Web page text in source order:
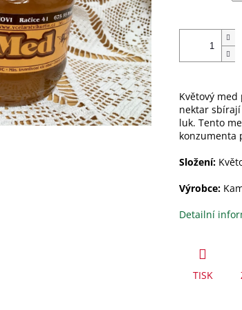
Květový
nektar
luk. Tento
konzumenta
Složení:
Výrobce:
Detailní
TISK